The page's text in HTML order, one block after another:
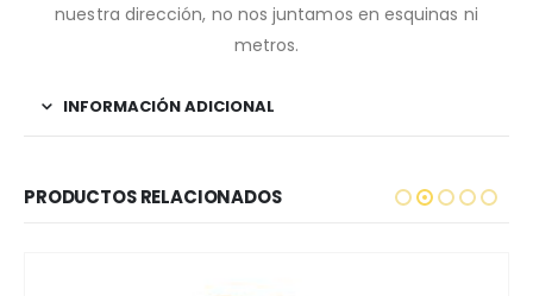
nuestra dirección, no nos juntamos en esquinas ni
metros.
INFORMACIÓN ADICIONAL
PRODUCTOS RELACIONADOS